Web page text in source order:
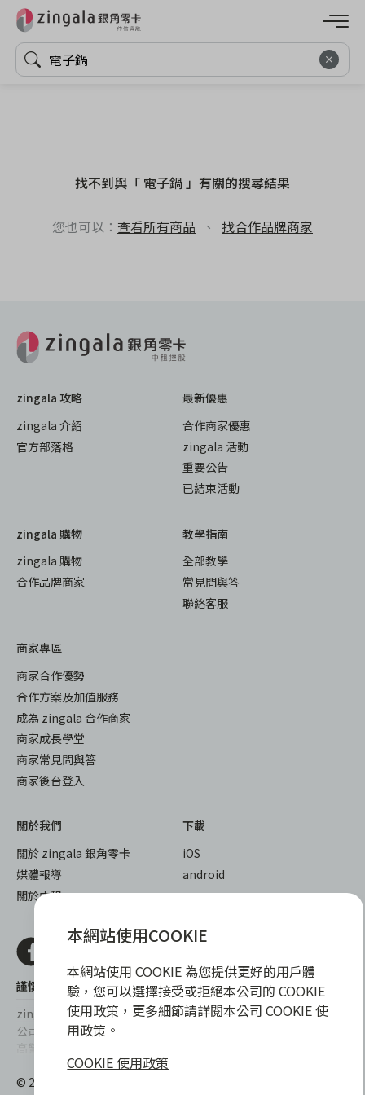
找不到與「 電子鍋 」有關的搜尋結果
您也可以： 查看所有商品 、 找合作品牌商家
zingala 攻略
zingala 介紹
官方部落格
最新優惠
合作商家優惠
zingala 活動
重要公告
已結束活動
zingala 購物
zingala 購物
合作品牌商家
教學指南
全部教學
常見問與答
聯絡客服
商家專區
商家合作優勢
合作方案及加值服務
成為 zingala 合作商家
商家成長學堂
商家常見問與答
商家後台登入
關於我們
關於 zingala 銀角零卡
媒體報導
關於中租
下載
iOS
android
謹慎衡量自身財務狀況，理性理財最安心
zingala銀角零卡/仲信資融沒有代辦公司及代辦業務，也未與代辦
公司合作，更不會要求您提供實體銀行提款卡或實體信用卡，請提
高警覺，勿受騙上當！
提醒您，消費前請審慎評估財務狀況，理性理財最安心。總費用年
百分率區間為0%~15.9%，實際費用率，仍以各合作商家提供之商
© 2022 仲信資融股份有限公司 Chailease Consumer Finance
本網站使用COOKIE
本網站使用 COOKIE 為您提供更好的用戶體
驗，您可以選擇接受或拒絕本公司的 COOKIE
使用政策，更多細節請詳閱本公司 COOKIE 使
用政策。
COOKIE 使用政策